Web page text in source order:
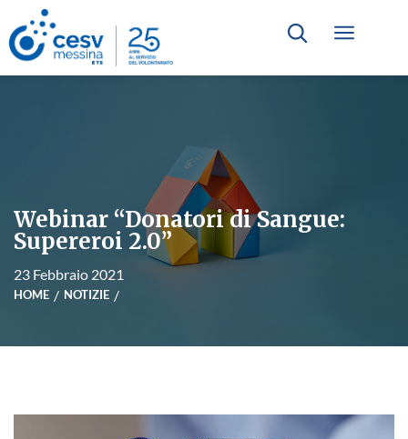
Webinar “Donatori di Sangue:
Supereroi 2.0”
23 Febbraio 2021
HOME NOTIZIE